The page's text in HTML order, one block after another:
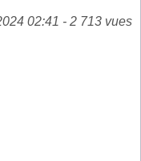
02:41 - 2 713 vues